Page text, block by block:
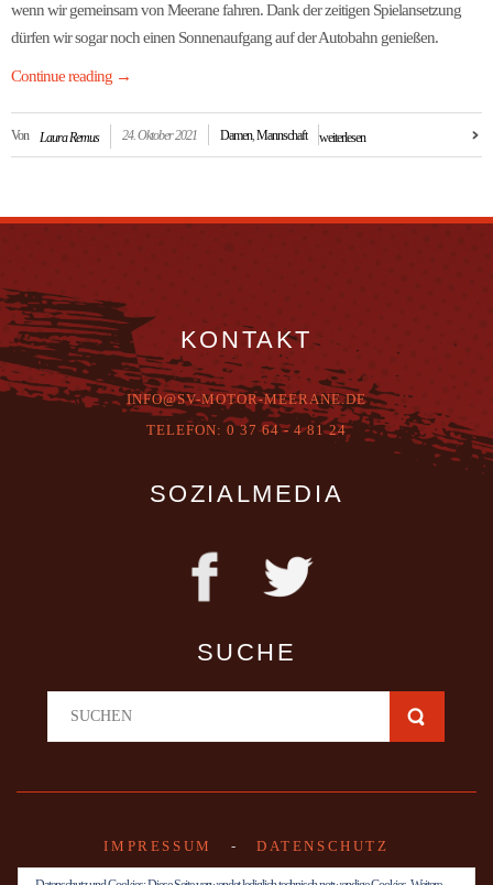
wenn wir gemeinsam von Meerane fahren. Dank der zeitigen Spielansetzung
dürfen wir sogar noch einen Sonnenaufgang auf der Autobahn genießen.
Continue reading →
Von Laura Remus 24. Oktober 2021 Damen,Mannschaft weiterlesen
KONTAKT
INFO@SV-MOTOR-MEERANE.DE
TELEFON: 0 37 64 - 4 81 24
SOZIALMEDIA
SUCHE
IMPRESSUM - DATENSCHUTZ